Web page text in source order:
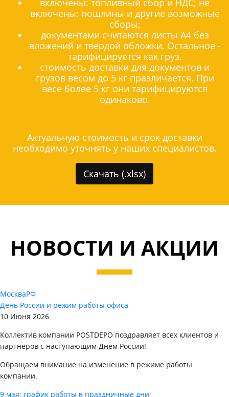
включены: топливный сбор и НДС; не
включены: пошлины и другие возможные
сборы;
документами считаются листы А4 без
вложений и твердой обложки. Остальное -
тарифицируется как груз.
стоимость доставки для документов и
грузов весом до 5 кг празличается. При
весе более 5 кг они тарифицируются
одинаково.
Актуальную стоимость и срок доставки
необходимо уточнять у наших специалистов.
Скачать (.xlsx)
НОВОСТИ И АКЦИИ
МоскваРФ
День России и режим работы офиса
10 Июня 2026
Коллектив компании POSTDEPO поздравляет всех клиентов и
партнеров с наступающим Днем России!
Обращаем внимание на изменение в режиме работы
компании.
9 мая: график работы в праздничные дни